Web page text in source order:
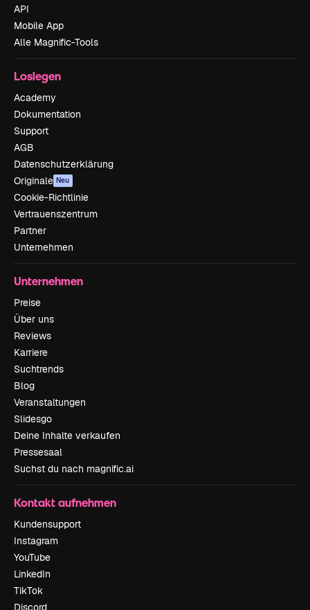
API
Mobile App
Alle Magnific-Tools
Loslegen
Academy
Dokumentation
Support
AGB
Datenschutzerklärung
Originale Neu
Cookie-Richtlinie
Vertrauenszentrum
Partner
Unternehmen
Unternehmen
Preise
Über uns
Reviews
Karriere
Suchtrends
Blog
Veranstaltungen
Slidesgo
Deine Inhalte verkaufen
Pressesaal
Suchst du nach magnific.ai
Kontakt aufnehmen
Kundensupport
Instagram
YouTube
LinkedIn
TikTok
Discord